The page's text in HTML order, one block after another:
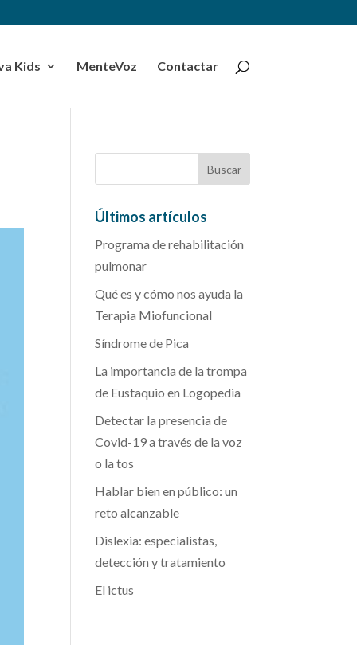
Kids MenteVoz Contactar
Últimos artículos
Programa de rehabilitación
pulmonar
Qué es y cómo nos ayuda la
Terapia Miofuncional
Síndrome de Pica
La importancia de la trompa
de Eustaquio en Logopedia
Detectar la presencia de
Covid-19 a través de la voz
o la tos
Hablar bien en público: un
reto alcanzable
Dislexia: especialistas,
detección y tratamiento
El ictus